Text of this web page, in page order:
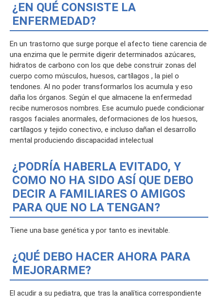
¿EN QUÉ CONSISTE LA
ENFERMEDAD?
En un trastorno que surge porque el afecto tiene carencia de
una enzima que le permite digerir determinados azúcares,
hidratos de carbono con los que debe construir zonas del
cuerpo como músculos, huesos, cartílagos , la piel o
tendones. Al no poder transformarlos los acumula y eso
daña los órganos. Según el que almacene la enfermedad
recibe numerosos nombres. Ese acumulo puede condicionar
rasgos faciales anormales, deformaciones de los huesos,
cartílagos y tejido conectivo, e incluso dañan el desarrollo
mental produciendo discapacidad intelectual
¿PODRÍA HABERLA EVITADO, Y
COMO NO HA SIDO ASÍ QUE DEBO
DECIR A FAMILIARES O AMIGOS
PARA QUE NO LA TENGAN?
Tiene una base genética y por tanto es inevitable.
¿QUÉ DEBO HACER AHORA PARA
MEJORARME?
El acudir a su pediatra, que tras la analítica correspondiente